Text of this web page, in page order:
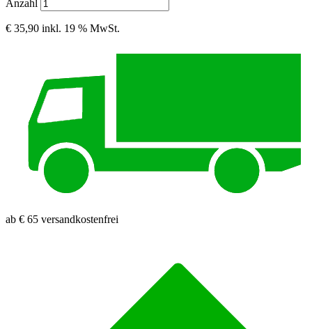
Anzahl
€ 35,90 inkl. 19 % MwSt.
ab € 65 versandkostenfrei